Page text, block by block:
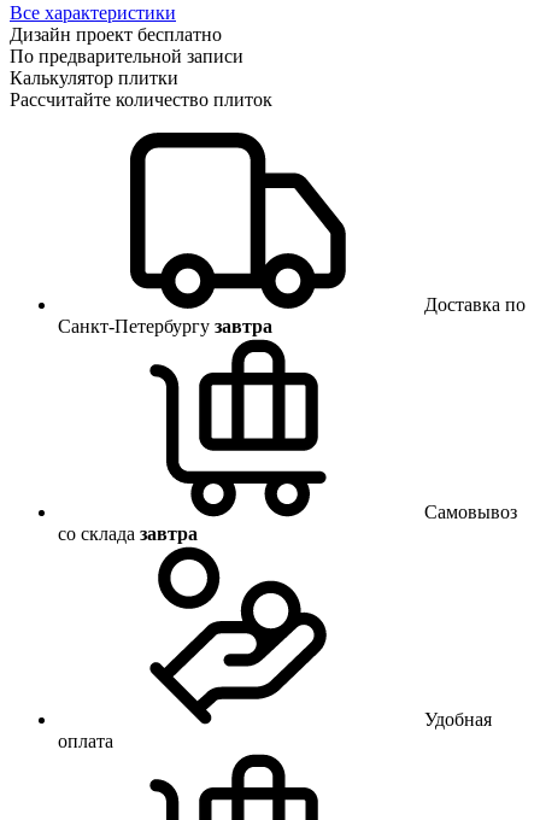
Все характеристики
Дизайн проект бесплатно
По предварительной записи
Калькулятор плитки
Рассчитайте количество плиток
Доставка по
Санкт-Петербургу завтра
Самовывоз
со склада завтра
Удобная
оплата